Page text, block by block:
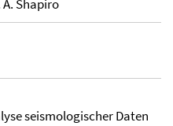
Shapiro
seismologischer Daten